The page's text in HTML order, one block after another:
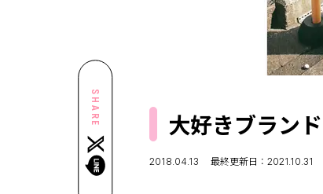
SHARE 大好きブラン
2018.04.13 最終更新日：2021.10.31